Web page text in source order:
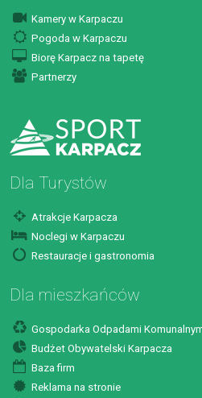
Kamery w Karpaczu
Pogoda w Karpaczu
Biorę Karpacz na tapetę
Partnerzy
Dla Turystów
Atrakcje Karpacza
Noclegi w Karpaczu
Restauracje i gastronomia
Dla mieszkańców
Gospodarka Odpadami
Budżet Obywatelski Karpacza
Baza firm
Reklama na stronie